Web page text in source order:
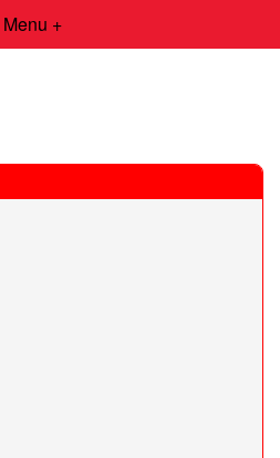
Menu +